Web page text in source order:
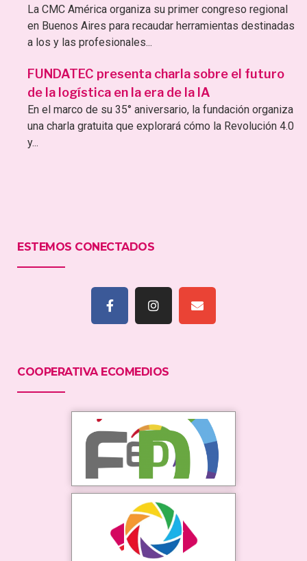
La CMC América organiza su primer congreso regional
en Buenos Aires para recaudar herramientas destinadas
a los y las profesionales...
FUNDATEC presenta charla sobre el futuro
de la logística en la era de la IA
En el marco de su 35° aniversario, la fundación organiza
una charla gratuita que explorará cómo la Revolución 4.0
y...
ESTEMOS CONECTADOS
COOPERATIVA ECOMEDIOS